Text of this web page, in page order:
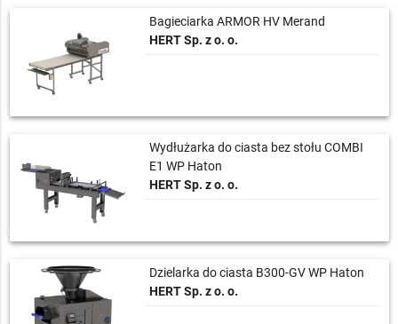
Bagieciarka ARMOR HV Merand
HERT Sp. z o. o.
Wydłużarka do ciasta bez stołu COMBI
E1 WP Haton
HERT Sp. z o. o.
Dzielarka do ciasta B300-GV WP Haton
HERT Sp. z o. o.